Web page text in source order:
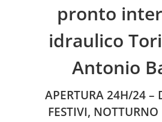
pronto
idraulico
Antonio
APERTURA 24H/24 –
FESTIVI, NOTTURNO